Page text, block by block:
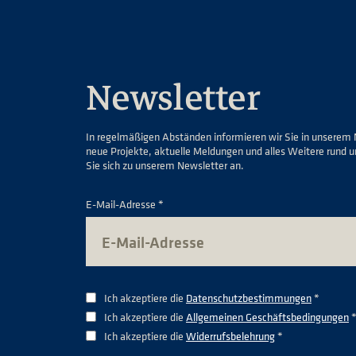
Newsletter
In regelmäßigen Abständen informieren wir Sie in unserem
neue Projekte, aktuelle Meldungen und alles Weitere rund
Sie sich zu unserem Newsletter an.
E-Mail-Adresse *
Ich akzeptiere die Datenschutzbestimmungen*
Ich akzeptiere die Allgemeinen Geschäftsbedingungen*
Ich akzeptiere die Widerrufsbelehrung*